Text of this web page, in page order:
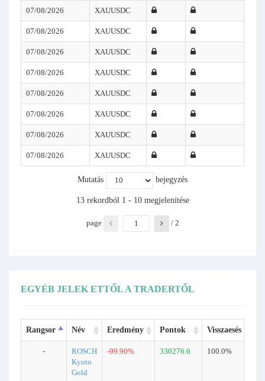
07/08/2026 XAUUSDC
07/08/2026 XAUUSDC
07/08/2026 XAUUSDC
07/08/2026 XAUUSDC
07/08/2026 XAUUSDC
07/08/2026 XAUUSDC
07/08/2026 XAUUSDC
07/08/2026 XAUUSDC
Mutatás bejegyzés
13 rekordból 1 - 10 megjelenítése
page / 2
EGYÉB JELEK ETTŐL A TRADERTŐL
Rangsor Név Eredmény Pontok Visszaesés
-
ROSCH
Kyoto
Gold
-99.90% 330276.6 100.0%